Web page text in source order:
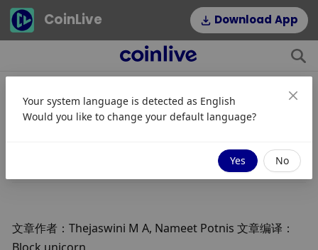
CoinLive Download App
赢家与晚餐：特朗普的代币晚宴
Mengikuti
文章作者：Thejaswini M A, Nameet Potnis 文章编译 ：
Your system language is detected as English
Would you like to change your default language?
Yes No